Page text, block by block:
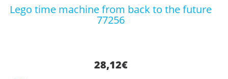
lego time machine from back to the future
77256
28,12€